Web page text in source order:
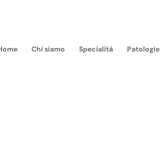
Chi siamo Specialità Patologie